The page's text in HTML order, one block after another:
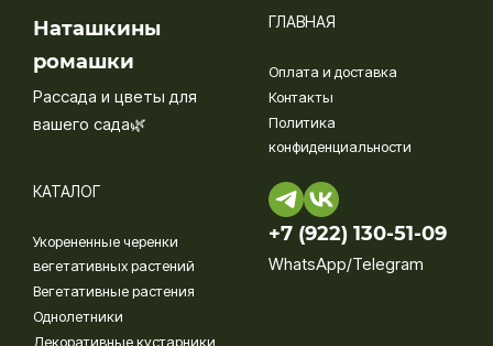
Наташкины
ромашки
Рассада и цветы для
вашего сада🌿
ГЛАВНАЯ
Оплата и доставка
Контакты
Политика
конфиденциальности
КАТАЛОГ
Укорененные черенки
вегетативных растений
Вегетативные растения
Однолетники
Декоративные кустарники
+7 (922) 130-51-09‬
WhatsApp/Telegram